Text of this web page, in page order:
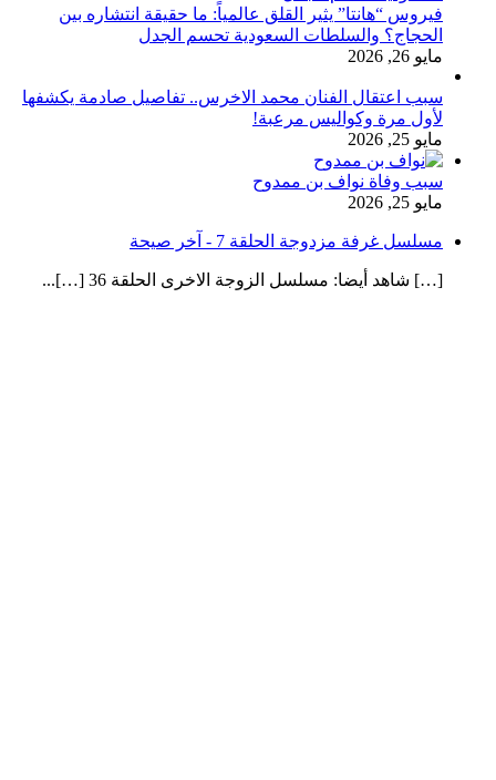
فيروس “هانتا” يثير القلق عالمياً: ما حقيقة انتشاره بين
الحجاج؟ والسلطات السعودية تحسم الجدل
مايو 26, 2026
سبب اعتقال الفنان محمد الاخرس.. تفاصيل صادمة يكشفها
لأول مرة وكواليس مرعبة!
مايو 25, 2026
سبب وفاة نواف بن ممدوح
مايو 25, 2026
مسلسل غرفة مزدوجة الحلقة 7 - آخر صيحة
[…] شاهد أيضا: مسلسل الزوجة الاخرى الحلقة 36 […]...